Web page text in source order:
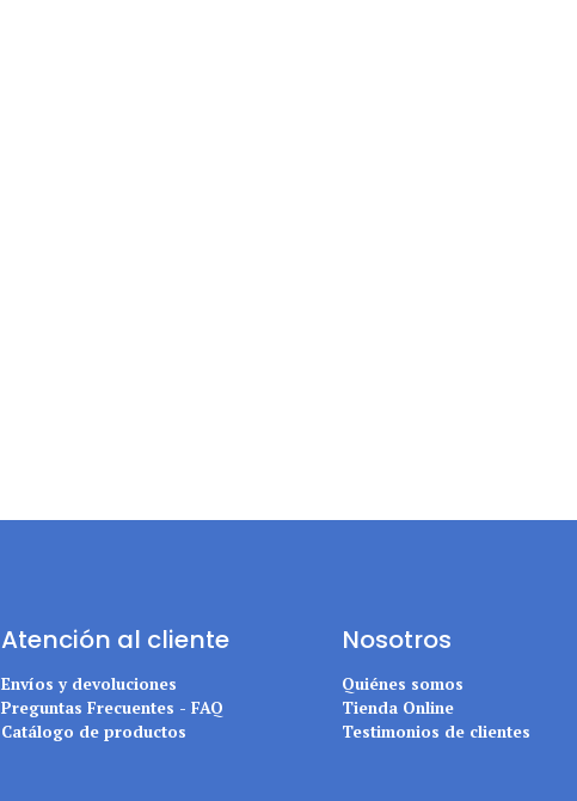
Atención al cliente
Envíos y devoluciones
Preguntas Frecuentes - FAQ
Catálogo de productos
Nosotros
Quiénes somos
Tienda Online
Testimonios de clientes